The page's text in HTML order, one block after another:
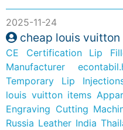
2025-11-24
cheap louis vuitton
CE Certification Lip
Manufacturer
Temporary Lip
louis vuitton items
Engraving Cutting
Russia Leather India